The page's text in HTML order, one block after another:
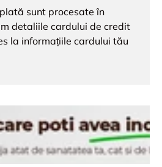
sunt procesate în
detaliile cardului de credit
la informațiile cardului tău